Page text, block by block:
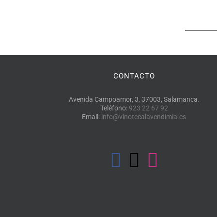
CONTACTO
Avenida Campoamor, 3, 37003, Salamanca.
Teléfono: 923 22 67 92
Email: info@vinotecalavendimia.es